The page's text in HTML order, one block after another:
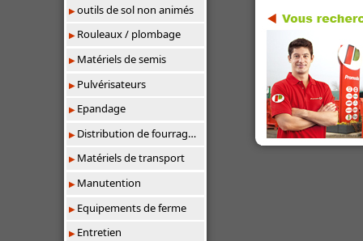
outils de sol non animés
Rouleaux / plombage
Matériels de semis
Pulvérisateurs
Epandage
Distribution de fourrages/paillage
Matériels de transport
Manutention
Equipements de ferme
Entretien